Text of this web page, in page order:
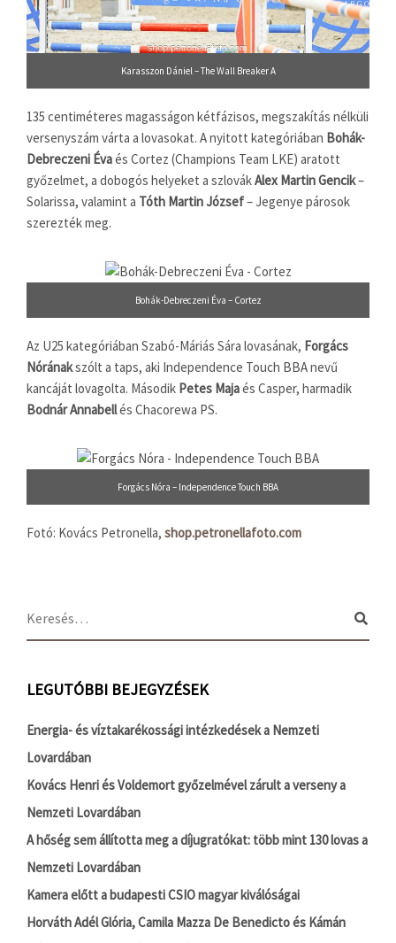
Karasszon Dániel – The Wall Breaker A
135 centiméteres magasságon kétfázisos, megszakítás nélküli
versenyszám várta a lovasokat. A nyitott kategóriában Bohák-
Debreczeni Évaés Cortez (Champions Team LKE) aratott
győzelmet, a dobogós helyeket a szlovákAlex Martin Gencik–
Solarissa, valamint a Tóth Martin József– Jegenye párosok
szerezték meg.
Bohák-Debreczeni Éva – Cortez
Az U25 kategóriában Szabó-Máriás Sára lovasának, Forgács
Nóránakszólt a taps, aki Independence Touch BBA nevű
kancáját lovagolta. Második Petes Majaés Casper, harmadik
Bodnár Annabellés Chacorewa PS.
Forgács Nóra – Independence Touch BBA
Fotó: Kovács Petronella, shop.petronellafoto.com
LEGUTÓBBI BEJEGYZÉSEK
Energia- és víztakarékossági intézkedések a Nemzeti
Lovardában
Kovács Henri és Voldemort győzelmével zárult a verseny a
Nemzeti Lovardában
A hőség sem állította meg a díjugratókat: több mint 130 lovas a
Nemzeti Lovardában
Kamera előtt a budapesti CSIO magyar kiválóságai
Horváth Adél Glória, Camila Mazza De Benedicto és Kámán